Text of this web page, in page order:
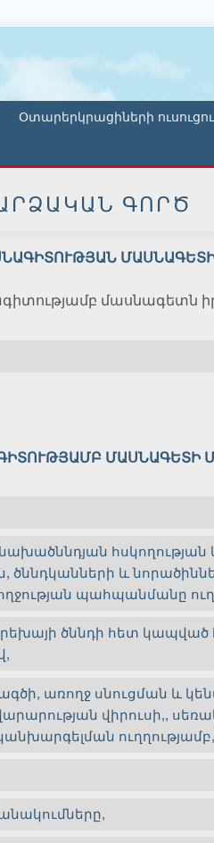
Օտարերկրացիների
ԳՈՐԾ
մասնագետն
ՄԱՍՆԱԳԵՏԻ
ծննդկանների և
պահպանմանը
ծննդի հետ
առողջ սնուցման և
վիրուսի,,
ուղղությամբ,